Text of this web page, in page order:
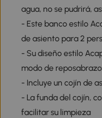
agua, no se pudrirá,
- Este banco estilo
de asiento para 2
- Su diseño estilo
modo de
- Incluye un cojín de
- La funda del cojín,
facilitar su limpieza